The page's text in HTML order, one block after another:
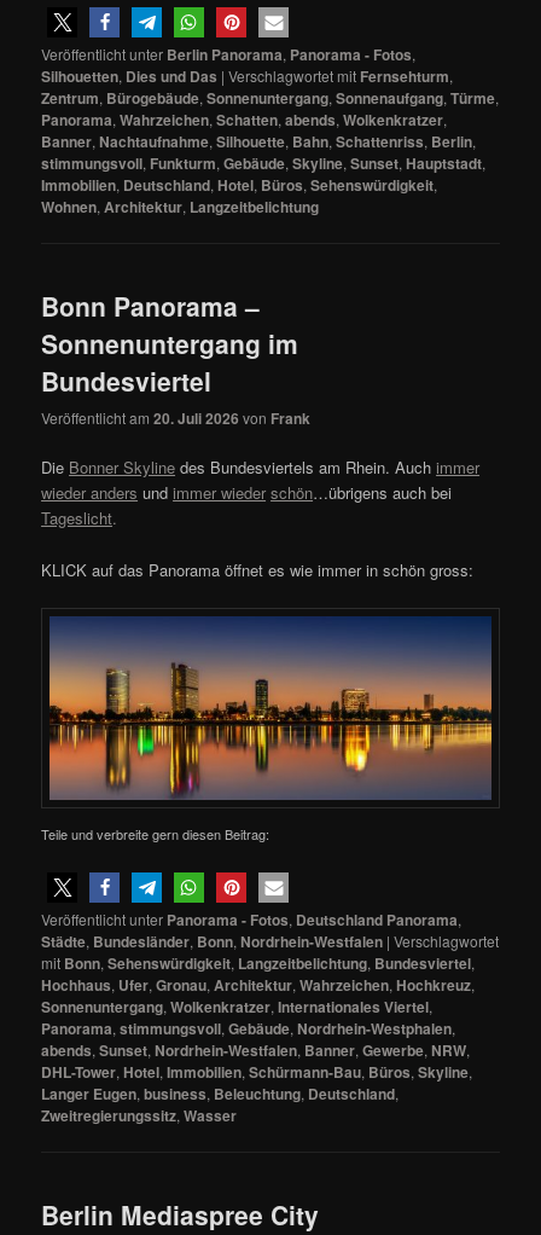
Veröffentlicht unter Berlin Panorama, Panorama - Fotos,
Silhouetten, Dies und Das |Verschlagwortet mit Fernsehturm,
Zentrum, Bürogebäude,Sonnenuntergang,Sonnenaufgang,Türme,
Panorama,Wahrzeichen,Schatten,abends,Wolkenkratzer,
Banner, Nachtaufnahme,Silhouette, Bahn,Schattenriss, Berlin,
stimmungsvoll, Funkturm,Gebäude,Skyline,Sunset, Hauptstadt,
Immobilien, Deutschland, Hotel, Büros,Sehenswürdigkeit,
Wohnen, Architektur, Langzeitbelichtung
Bonn Panorama –
Sonnenuntergang im
Bundesviertel
Veröffentlicht am20. Juli 2026 von Frank
Die Bonner Skyline des Bundesviertels am Rhein. Auchimmer
wieder anders undimmer wieder schön…übrigens auch bei
Tageslicht.
KLICK auf das Panorama öffnet es wie immer in schön gross:
Teile und verbreite gern diesen Beitrag:
Veröffentlicht unter Panorama - Fotos, Deutschland Panorama,
Städte, Bundesländer, Bonn, Nordrhein-Westfalen |Verschlagwortet
mit Bonn,Sehenswürdigkeit, Langzeitbelichtung, Bundesviertel,
Hochhaus, Ufer,Gronau, Architektur,Wahrzeichen, Hochkreuz,
Sonnenuntergang,Wolkenkratzer,Internationales Viertel,
Panorama,stimmungsvoll,Gebäude, Nordrhein-Westphalen,
abends,Sunset, Nordrhein-Westfalen, Banner,Gewerbe, NRW,
DHL-Tower, Hotel,Immobilien,Schürmann-Bau, Büros,Skyline,
Langer Eugen,business, Beleuchtung, Deutschland,
Zweitregierungssitz,Wasser
Berlin Mediaspree City